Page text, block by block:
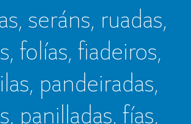
seráns, ruadas,
folías, fiadeiros,
pandeiradas,
panilladas, fías,